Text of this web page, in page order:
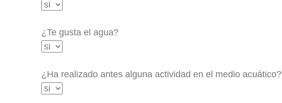
¿Te gusta el agua?
¿Ha realizado antes alguna actividad en el medio acuático?